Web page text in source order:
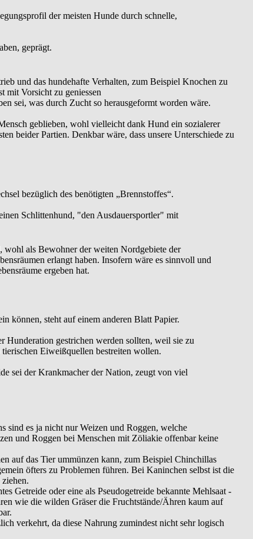
der meisten Hunde durch schnelle,
geprägt.
und das hundehafte Verhalten, zum Beispiel Knochen zu
mit Vorsicht zu geniessen
sei, was durch Zucht so herausgeformt worden wäre.
geblieben, wohl vielleicht dank Hund ein sozialerer
beider Partien. Denkbar wäre, dass unsere Unterschiede zu
bezüglich des benötigten „Brennstoffes“.
Schlittenhund, "den Ausdauersportler" mit
als Bewohner der weiten Nordgebiete der
erlangt haben. Insofern wäre es sinnvoll und
ergeben hat.
können, steht auf einem anderen Blatt Papier.
Hunderation gestrichen werden sollten, weil sie zu
Eiweißquellen bestreiten wollen.
sei der Krankmacher der Nation, zeugt von viel
sind es ja nicht nur Weizen und Roggen, welche
und Roggen bei Menschen mit Zöliakie offenbar keine
auf das Tier ummünzen kann, zum Beispiel Chinchillas
öfters zu Problemen führen. Bei Kaninchen selbst ist die
Getreide oder eine als Pseudogetreide bekannte Mehlsaat -
wie die wilden Gräser die Fruchtstände/Ähren kaum auf
verkehrt, da diese Nahrung zumindest nicht sehr logisch